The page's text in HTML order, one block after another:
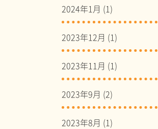
2024年1月 (1)
2023年12月 (1)
2023年11月 (1)
2023年9月 (2)
2023年8月 (1)